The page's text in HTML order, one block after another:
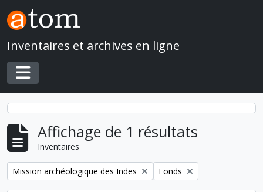
Skip to main content
Inventaires et archives en ligne
Toggle navigation
Affichage de 1 résultats
Inventaires
Remove filter:
Mission archéologique des Indes Remove filter:
Fonds